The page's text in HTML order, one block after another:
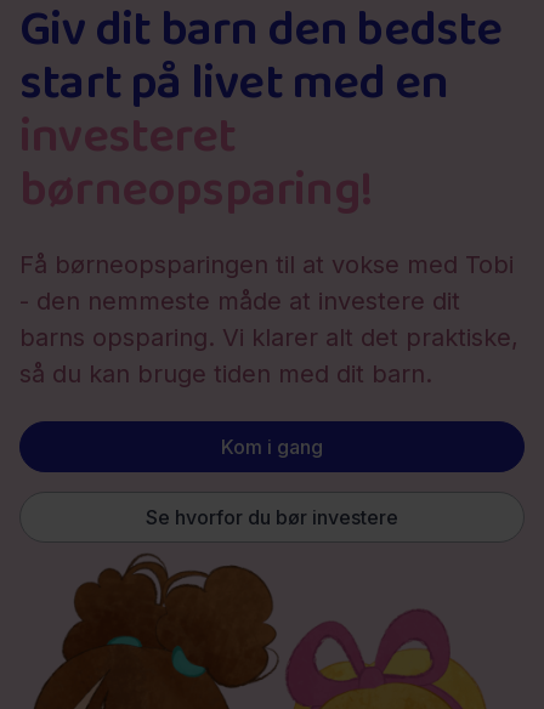
Giv dit barn den bedste
start på livet med en
investeret
børneopsparing!
Få børneopsparingen til at vokse med Tobi
- den nemmeste måde at investere dit
barns opsparing. Vi klarer alt det praktiske,
så du kan bruge tiden med dit barn.
Kom i gang
Se hvorfor du bør investere